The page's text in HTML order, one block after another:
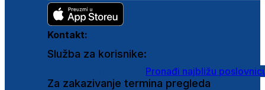
Kontakt:
Služba za korisnike:
Pronađi najbližu
Za zakazivanje termina pregleda